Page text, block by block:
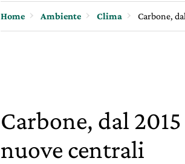
Home Ambiente Clima Carbone,
Carbone, dal
nuove centrali